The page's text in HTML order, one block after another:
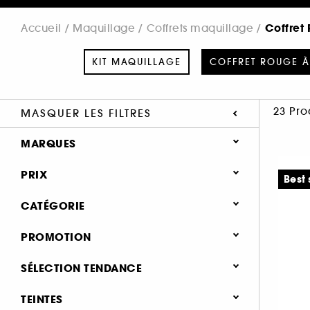
Accueil Maquillage Coffrets maquillage Coffret
KIT MAQUILLAGE COFFRET ROUGE
MASQUER LES FILTRES 23
MARQUES
ANASTASIA BEVERLY HILLS (1)
CLARINS (1)
PRIX
CATÉGORIE
Maquillage
Coffret Rouge à Lèvres (23)
PROMOTION
0 (19)
SÉLECTION TENDANCE
Nouveauté (5)
TEINTES
Best